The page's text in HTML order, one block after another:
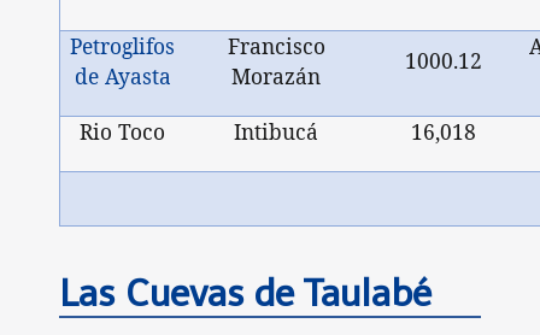
Petroglifos
de Ayasta
Francisco
Morazán
1000.12
Rio Toco Intibucá 16,018
Las Cuevas de Taulabé